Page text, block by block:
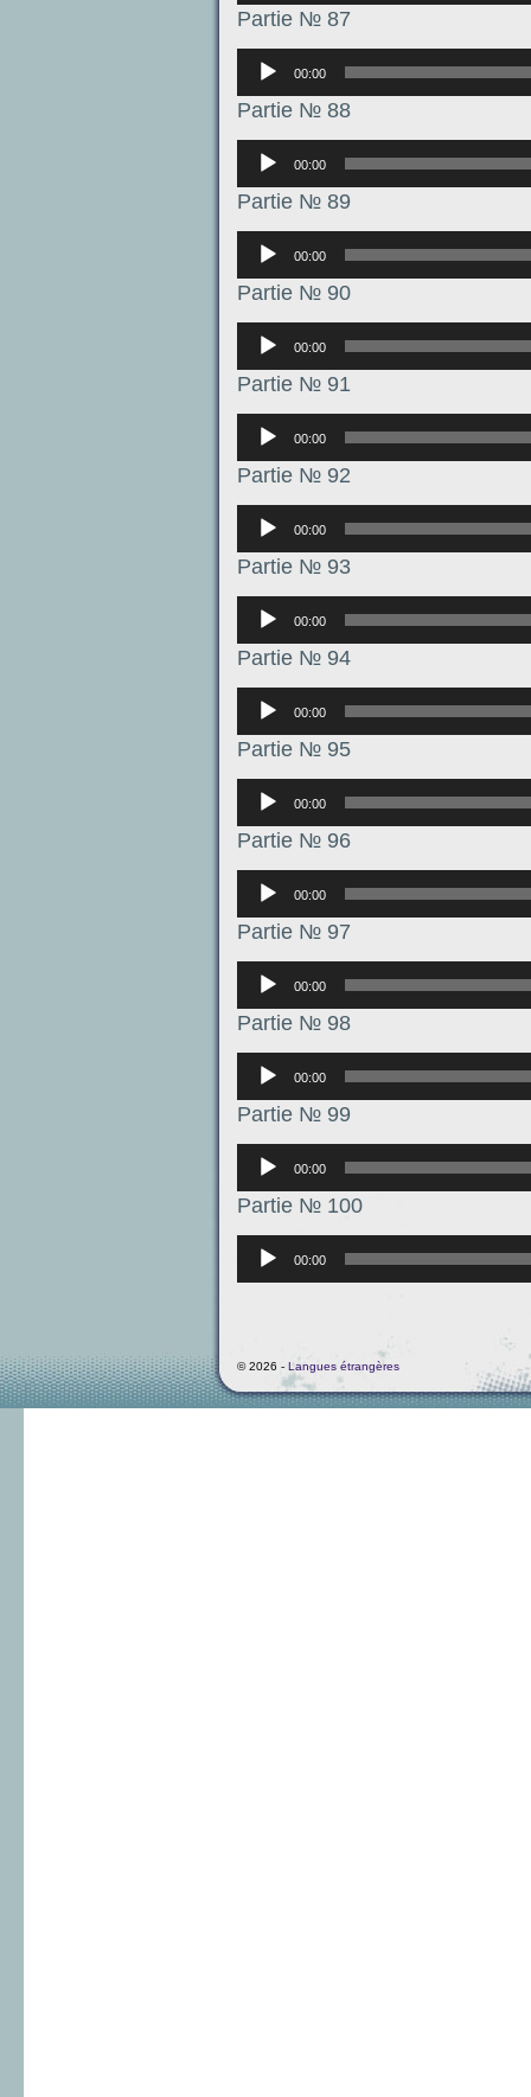
Partie № 87
Аудиоплеер
00:00
Partie № 88
Аудиоплеер
00:00
Partie № 89
Аудиоплеер
00:00
Partie № 90
Аудиоплеер
00:00
Partie № 91
Аудиоплеер
00:00
Partie № 92
Аудиоплеер
00:00
Partie № 93
Аудиоплеер
00:00
Partie № 94
Аудиоплеер
00:00
Partie № 95
Аудиоплеер
00:00
Partie № 96
Аудиоплеер
00:00
Partie № 97
Аудиоплеер
00:00
Partie № 98
Аудиоплеер
00:00
Partie № 99
Аудиоплеер
00:00
Partie № 100
Аудиоплеер
00:00
© 2026 - Langues étrangères